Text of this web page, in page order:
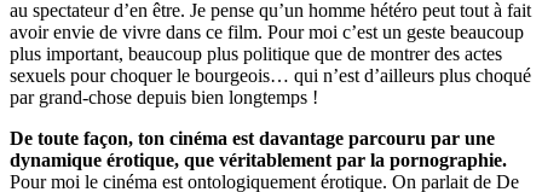
au spectateur d’en être. Je pense qu’un homme hétéro peut tout à fait
avoir envie de vivre dans ce film. Pour moi c’est un geste beaucoup
plus important, beaucoup plus politique que de montrer des actes
sexuels pour choquer le bourgeois… qui n’est d’ailleurs plus choqué
par grand-chose depuis bien longtemps !
De toute façon, ton cinéma est davantage parcouru par une
dynamique érotique, que véritablement par la pornographie.
Pour moi le cinéma est ontologiquement érotique. On parlait de De